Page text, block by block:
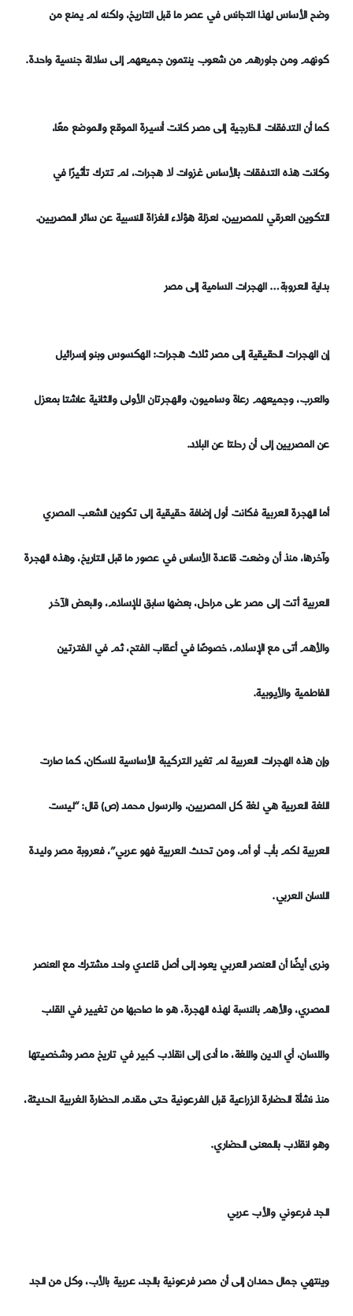
وضح الأساس لهذا التجانس في عصر ما قبل التاريخ، ولكنه لم يمنع من
كونهم ومن جاورهم من شعوب ينتمون جميعهم إلى سلالة جنسية واحدة.
كما أن التدفقات الخارجية إلى مصر كانت أسيرة الموقع والموضع معًا،
وكانت هذه التدفقات بالأساس غزوات لا هجرات، لم تترك تأثيرًا في
التكوين العرقي للمصريين، لعزلة هؤلاء الغزاة النسبية عن سائر المصريين.
بداية العروبة… الهجرات السامية إلى مصر
إن الهجرات الحقيقية إلى مصر ثلاث هجرات: الهكسوس وبنو إسرائيل
والعرب، وجميعهم رعاة وساميون، والهجرتان الأولى والثانية عاشتا بمعزل
عن المصريين إلى أن رحلتا عن البلاد.
أما الهجرة العربية فكانت أول إضافة حقيقية إلى تكوين الشعب المصري
وآخرها، منذ أن وضعت قاعدة الأساس في عصور ما قبل التاريخ، وهذه الهجرة
العربية أتت إلى مصر على مراحل، بعضها سابق للإسلام، والبعض الآخر
والأهم أتى مع الإسلام، خصوصًا في أعقاب الفتح، ثم في الفترتين
الفاطمية والأيوبية.
وإن هذه الهجرات العربية لم تغير التركيبة الأساسية للسكان، كما صارت
اللغة العربية هي لغة كل المصريين، والرسول محمد (ص) قال: “ليست
العربية لكم بأب أو أم، ومن تحدث العربية فهو عربي”، فعروبة مصر وليدة
اللسان العربي.
ونرى أيضًا أن العنصر العربي يعود إلى أصل قاعدي واحد مشترك مع العنصر
المصري، والأهم بالنسبة لهذه الهجرة، هو ما صاحبها من تغيير في القلب
واللسان، أي الدين واللغة، ما أدى إلى انقلاب كبير في تاريخ مصر وشخصيتها
منذ نشأة الحضارة الزراعية قبل الفرعونية حتى مقدم الحضارة الغربية الحديثة،
وهو انقلاب بالمعنى الحضاري.
الجد فرعوني والأب عربي
وينتهي جمال حمدان إلى أن مصر فرعونية بالجد، عربية بالأب، وكل من الجد